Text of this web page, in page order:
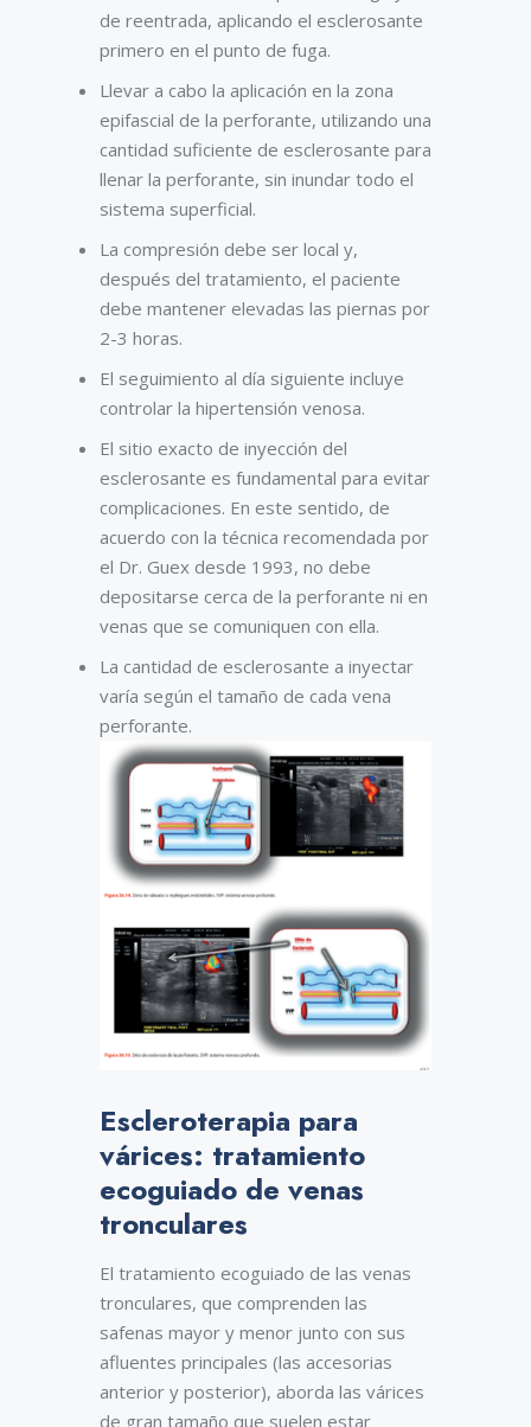
de reentrada, aplicando el esclerosante
primero en el punto de fuga.
Llevar a cabo la aplicación en la zona
epifascial de la perforante, utilizando una
cantidad suficiente de esclerosante para
llenar la perforante, sin inundar todo el
sistema superficial.
La compresión debe ser local y,
después del tratamiento, el paciente
debe mantener elevadas las piernas por
2-3 horas.
El seguimiento al día siguiente incluye
controlar la hipertensión venosa.
El sitio exacto de inyección del
esclerosante es fundamental para evitar
complicaciones. En este sentido, de
acuerdo con la técnica recomendada por
el Dr. Guex desde 1993, no debe
depositarse cerca de la perforante ni en
venas que se comuniquen con ella.
La cantidad de esclerosante a inyectar
varía según el tamaño de cada vena
perforante.
Escleroterapia para
várices: tratamiento
ecoguiado de venas
tronculares
El tratamiento ecoguiado de las venas
tronculares, que comprenden las
safenas mayor y menor junto con sus
afluentes principales (las accesorias
anterior y posterior), aborda las várices
de gran tamaño que suelen estar